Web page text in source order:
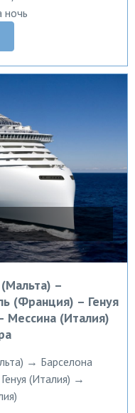
ночь
–
(Франция) – Генуя
Мессина (Италия)
→ Барселона
(Италия) →